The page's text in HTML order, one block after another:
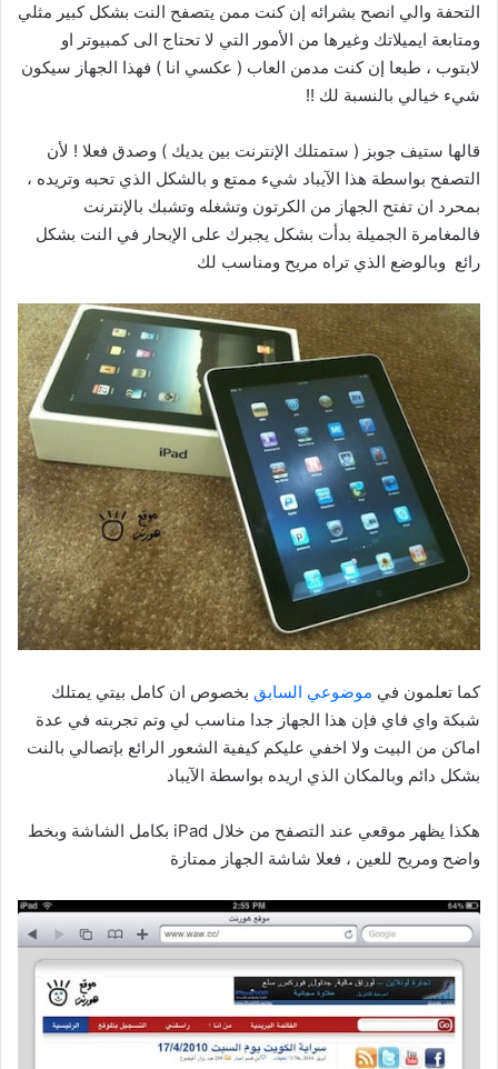
التحفة والي انصح بشرائه إن كنت ممن يتصفح النت بشكل كبير مثلي
ومتابعة ايميلاتك وغيرها من الأمور التي لا تحتاج الى كمبيوتر او
لابتوب ، طبعا إن كنت مدمن العاب ( عكسي انا ) فهذا الجهاز سيكون
شيء خيالي بالنسبة لك !!
قالها ستيف جوبز ( ستمتلك الإنترنت بين يديك ) وصدق فعلا ! لأن
التصفح بواسطة هذا الآيباد شيء ممتع و بالشكل الذي تحبه وتريده ،
بمحرد ان تفتح الجهاز من الكرتون وتشغله وتشبك بالإنترنت
فالمغامرة الجميلة بدأت بشكل يجبرك على الإبحار في النت بشكل
رائع وبالوضع الذي تراه مريح ومناسب لك
كما تعلمون في موضوعي السابق بخصوص ان كامل بيتي يمتلك
شبكة واي فاي فإن هذا الجهاز جدا مناسب لي وتم تجربته في عدة
اماكن من البيت ولا اخفي عليكم كيفية الشعور الرائع بإتصالي بالنت
بشكل دائم وبالمكان الذي اريده بواسطة الآيباد
هكذا يظهر موقعي عند التصفح من خلال iPad بكامل الشاشة وبخط
واضح ومريح للعين ، فعلا شاشة الجهاز ممتازة